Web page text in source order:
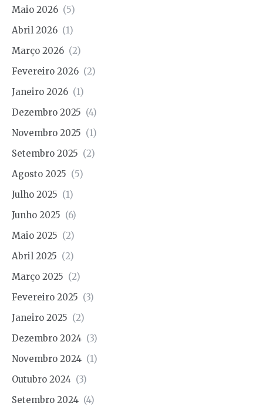
Maio 2026 (5)
Abril 2026 (1)
Março 2026 (2)
Fevereiro 2026 (2)
Janeiro 2026 (1)
Dezembro 2025 (4)
Novembro 2025 (1)
Setembro 2025 (2)
Agosto 2025 (5)
Julho 2025 (1)
Junho 2025 (6)
Maio 2025 (2)
Abril 2025 (2)
Março 2025 (2)
Fevereiro 2025 (3)
Janeiro 2025 (2)
Dezembro 2024 (3)
Novembro 2024 (1)
Outubro 2024 (3)
Setembro 2024 (4)